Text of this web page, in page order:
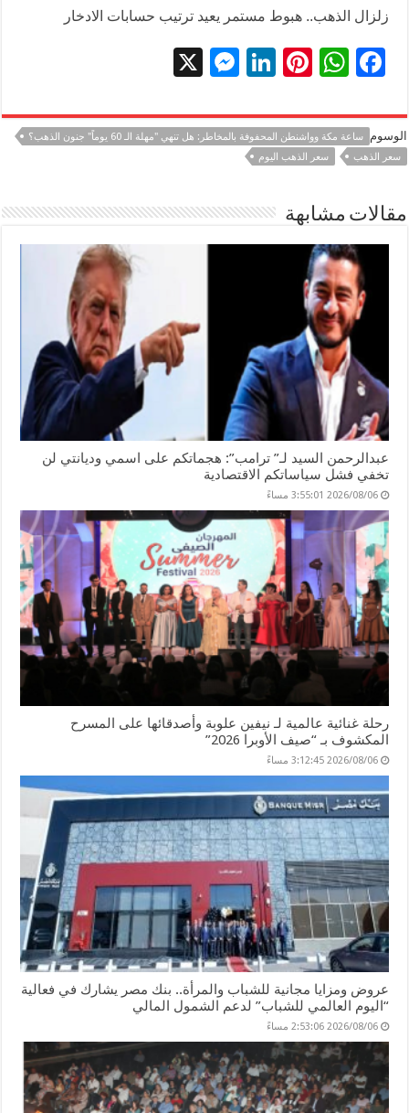
زلزال الذهب.. هبوط مستمر يعيد ترتيب حسابات الادخار
F
e
b
o
k
W
at
sA
p
Pi
er
es
Li
k
e
n
M
se
n
er
الوسوم
ساعة مكة وواشنطن المحفوفة بالمخاطر: هل تنهي "مهلة الـ 60 يوماً" جنون الذهب؟
سعر الذهب
سعر الذهب اليوم
مقالات مشابهة
عبدالرحمن السيد لـ” ترامب”: هجماتكم على اسمي وديانتي لن
تخفي فشل سياساتكم الاقتصادية
2026/08/06 3:55:01 مساءً
رحلة غنائية عالمية لـ نيفين علوبة وأصدقائها على المسرح
المكشوف بـ “صيف الأوبرا 2026”
2026/08/06 3:12:45 مساءً
عروض ومزايا مجانية للشباب والمرأة.. بنك مصر يشارك في فعالية
“اليوم العالمي للشباب” لدعم الشمول المالي
2026/08/06 2:53:06 مساءً